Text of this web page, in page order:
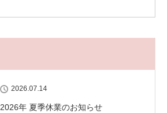
2026.07.14
2026年 夏季休業のお知らせ